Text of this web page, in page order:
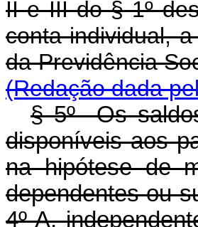
II e III do § 1º
conta individual,
da Previdência
(Redação dada
§ 5º Os
disponíveis aos
na hipótese de
dependentes ou
4º-A,